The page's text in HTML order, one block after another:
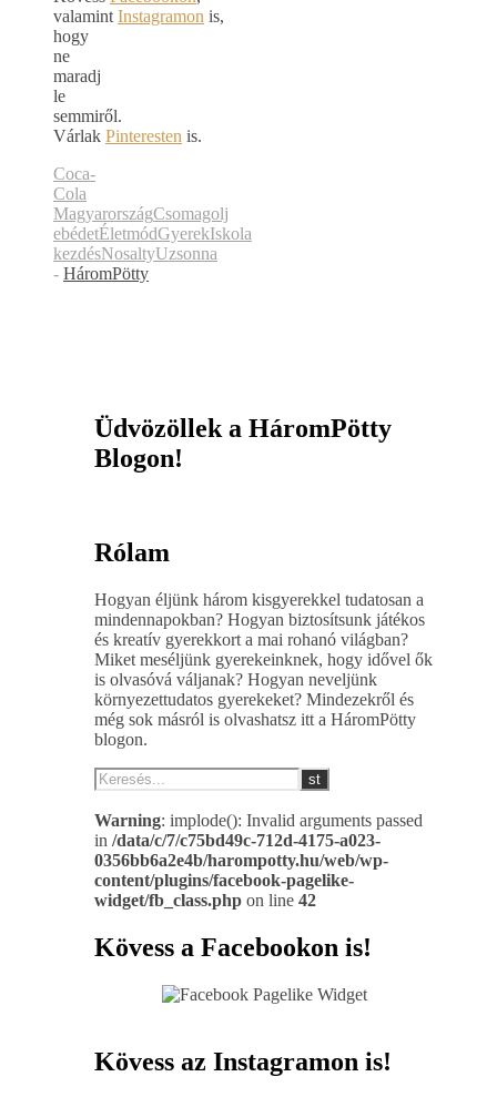
valamintInstagramon is,
hogy
ne
maradj
le
semmiről.
Várlak Pinteresten is.
Coca-
Cola
MagyarországCsomagolj
ebédetÉletmódGyerekIskola
kezdésNosaltyUzsonna
- HáromPötty
Üdvözöllek a HáromPötty
Blogon!
Rólam
Hogyan éljünk három kisgyerekkel tudatosan a
mindennapokban? Hogyan biztosítsunk játékos
és kreatív gyerekkort a mai rohanó világban?
Miket meséljünk gyerekeinknek, hogy idővel ők
is olvasóvá váljanak? Hogyan neveljünk
környezettudatos gyerekeket? Mindezekről és
még sok másról is olvashatsz itt a HáromPötty
blogon.
Warning: implode(): Invalid arguments passed
in /data/c/7/c75bd49c-712d-4175-a023-
0356bb6a2e4b/harompotty.hu/web/wp-
content/plugins/facebook-pagelike-
widget/fb_class.php on line 42
Kövess a Facebookon is!
Kövess az Instagramon is!